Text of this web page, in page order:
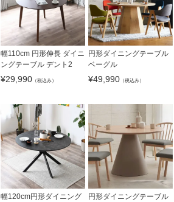
幅110cm 円形伸長 ダイニ
ングテーブル デント2
¥29,990 （税込み）
円形ダイニングテーブル
ベーグル
¥49,990（税込み）
幅120cm円形ダイニング
円形ダイニングテーブル